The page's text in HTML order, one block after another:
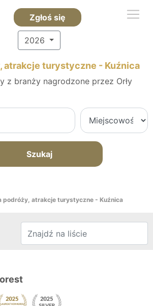
Zgłoś się
2026
atrakcje turystyczne - Kuźnica
z branży nagrodzone przez Orły
Szukaj
podróży, atrakcje turystyczne - Kuźnica